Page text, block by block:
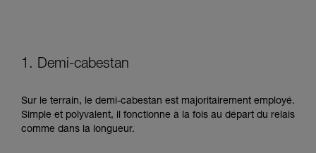
1. Demi-cabestan
Sur le terrain, le demi-cabestan est majoritairement employé.
Simple et polyvalent, il fonctionne à la fois au départ du relais
comme dans la longueur.